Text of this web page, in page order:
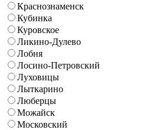
Краснознаменск
Кубинка
Куровское
Ликино-Дулево
Лобня
Лосино-Петровский
Луховицы
Лыткарино
Люберцы
Можайск
Московский